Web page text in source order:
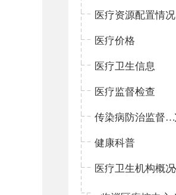
医疗资源配置情况
医疗价格
医疗卫生信息
医疗监督检查
传染病防治监督检查
健康科普
医疗卫生机构概况